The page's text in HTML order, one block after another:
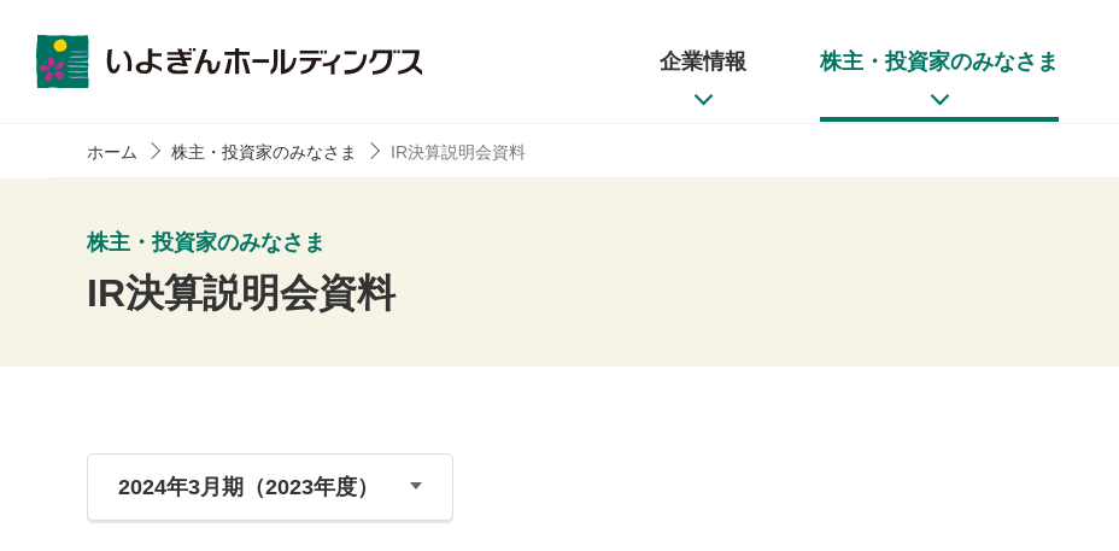
企業情報 株主・投資家のみなさま
ホーム 株主・投資家のみなさま IR決算説明会資料
株主・投資家のみなさま
IR決算説明会資料